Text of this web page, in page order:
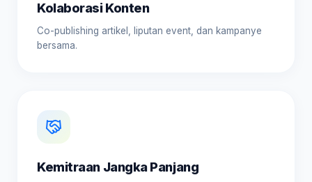
Kolaborasi Konten
Co-publishing artikel, liputan event, dan kampanye
bersama.
Kemitraan Jangka Panjang